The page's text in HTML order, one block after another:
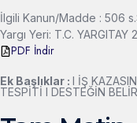
İlgili Kanun/Madde : 506
Yargı Yeri: T.C. YARGITAY
PDF İndir
Ek Başlıklar : l İŞ
TESPİTİ l DESTEĞİN